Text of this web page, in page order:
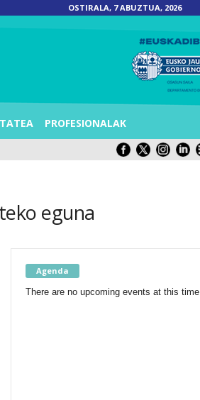
OSTIRALA, 7 ABUZTUA, 2026
PROFESIONALAK
eguna
Agenda
There are no upcoming events at this time.